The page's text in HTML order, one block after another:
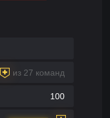
из 27 команд
100